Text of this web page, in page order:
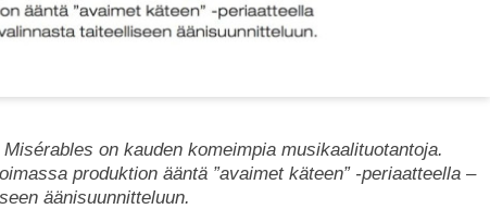
Misérables on kauden komeimpia musikaalituotantoja.
produktion ääntä ”avaimet käteen” -periaatteella –
äänisuunnitteluun.